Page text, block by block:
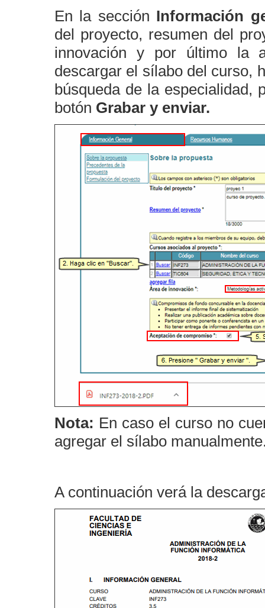
En la sección Información
del proyecto, resumen del
innovación y por último la
descargar el sílabo del curso,
búsqueda de la especialidad,
botón Grabar y enviar.
Nota: En caso el curso no
agregar el sílabo
A continuación verá la